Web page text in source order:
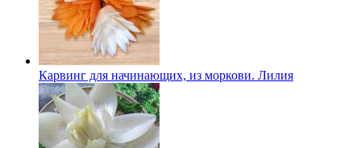
Карвинг для начинающих, из моркови. Лилия